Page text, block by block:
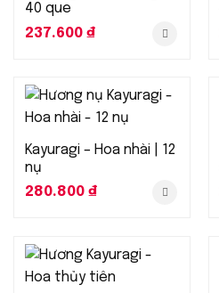
40 que
237.600 ₫
Kayuragi – Hoa nhài | 12
nụ
280.800 ₫